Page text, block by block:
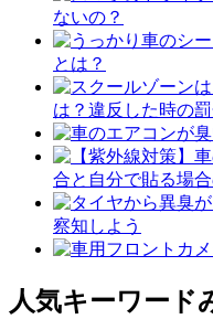
ないの？
とは？
は？違反した時の
合と自分で貼る場
察知しよう
人気キーワード